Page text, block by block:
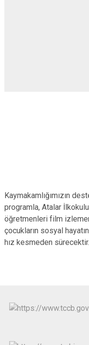
Kaymakamlığımızın
programla, Atalar
öğretmenleri film
çocukların sosyal
hız kesmeden sürecektir.